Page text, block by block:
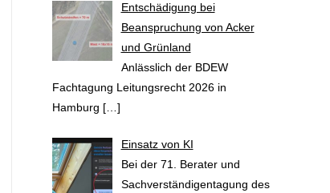
Entschädigung bei
Beanspruchung von Acker
und Grünland
Anlässlich der BDEW
Fachtagung Leitungsrecht 2026 in
Hamburg […]
Einsatz von KI
Bei der 71. Berater und
Sachverständigentagung des